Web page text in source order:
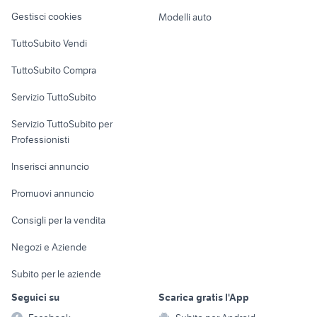
Informatica
Console e
Fotografia
Telefonia
Biciclette
Gestisci cookies
TuttoSubito Vendi
TuttoSubito Compra
Servizio TuttoSubito
Servizio TuttoSubito per
Professionisti
Inserisci annuncio
Promuovi annuncio
Consigli per la vendita
Negozi e Aziende
Subito per le aziende
Modelli auto
Seguici su
Scarica gratis l'App